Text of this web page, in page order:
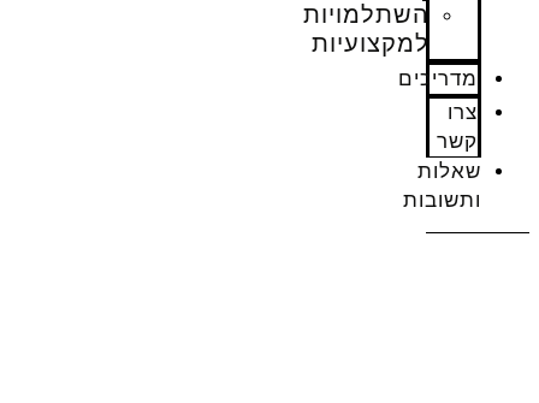
השתלמויות
למקצועיות
מדריכים
צרו
קשר
שאלות
ותשובות